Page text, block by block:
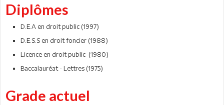
Diplômes
D.E.A en droit public (1997)
D.E.S.S en droit foncier (1988)
Licence en droit public (1980)
Baccalauréat - Lettres (1975)
Grade actuel